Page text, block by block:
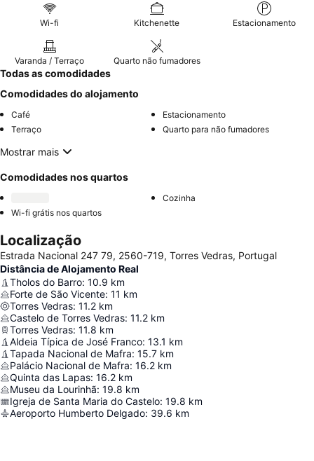
Wi-fi Kitchenette Estacionamento
Varanda / Terraço Quarto não fumadores
Todas as comodidades
Comodidades do alojamento
Café
Estacionamento
Terraço
Quarto para não fumadores
Mostrar mais
Comodidades nos quartos
Cozinha
Wi-fi grátis nos quartos
Localização
Estrada Nacional 247 79, 2560-719, Torres Vedras, Portugal
Distância de Alojamento Real
Tholos do Barro: 10.9 km
Forte de São Vicente: 11 km
Torres Vedras: 11.2 km
Castelo de Torres Vedras: 11.2 km
Torres Vedras: 11.8 km
Aldeia Típica de José Franco: 13.1 km
Tapada Nacional de Mafra: 15.7 km
Palácio Nacional de Mafra: 16.2 km
Quinta das Lapas: 16.2 km
Museu da Lourinhã: 19.8 km
Igreja de Santa Maria do Castelo: 19.8 km
Aeroporto Humberto Delgado: 39.6 km